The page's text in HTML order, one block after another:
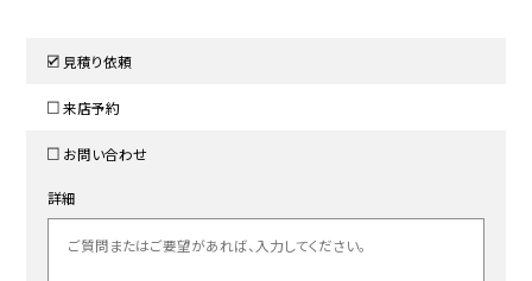
見積り依頼
来店予約
お問い合わせ
詳細